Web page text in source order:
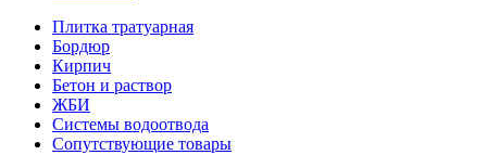
Плитка тратуарная
Бордюр
Кирпич
Бетон и раствор
ЖБИ
Системы водоотвода
Сопутствующие товары